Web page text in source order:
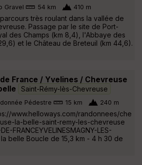
Gravel 54 km 410 m
très roulant dans la vallée de
Passage par le site de Port-
des Champs (km 8,4), l'Abbaye des
et le Château de Breteuil (km 44,6).
France / Yvelines / Chevreuse
Saint-Rémy-lès-Chevreuse
Pédestre 15 km 240 m
www.helloways.com/randonnees/che
la-belle-saint-remy-les-chevreuse
DE-FRANCEYVELINESMAGNY-LES-
belle Boucle de 15,3 km - 4 h 30 de